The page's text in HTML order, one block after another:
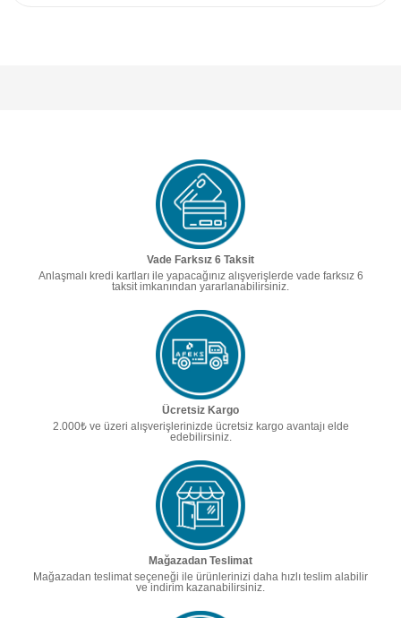
Vade Farksız 6 Taksit
Anlaşmalı kredi kartları ile yapacağınız alışverişlerde vade farksız 6
taksit imkanından yararlanabilirsiniz.
Ücretsiz Kargo
2.000₺ ve üzeri alışverişlerinizde ücretsiz kargo avantajı elde
edebilirsiniz.
Mağazadan Teslimat
Mağazadan teslimat seçeneği ile ürünlerinizi daha hızlı teslim alabilir
ve indirim kazanabilirsiniz.